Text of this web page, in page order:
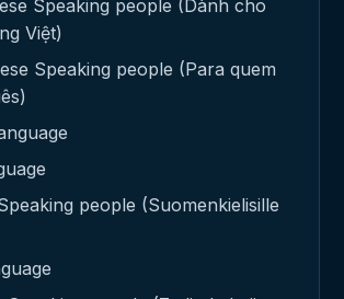
Speaking people (Dành cho
Việt)
Speaking people (Para quem
people (Suomenkielisille